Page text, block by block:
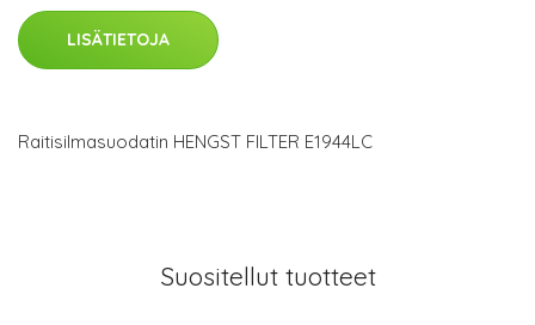
LISÄTIETOJA
Raitisilmasuodatin HENGST FILTER E1944LC
Suositellut tuotteet